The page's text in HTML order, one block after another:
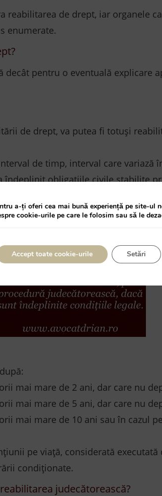
reabilitarea de drept, iar organele
enumerate.
decât pentru o eventuală
de drept, va putea fi totuși
de timp, interval care variază
obligațiile civile stabilite
să le îndeplinească sau când
mai mare de 2 ani, dar care nu
mai mare de 5 ani, dar care nu
mai mare de 10 ani sau în cazul
pe viață, considerată
condiționate.
judecătorească?
a-ți oferi cea mai bună experiență pe site-ul
cookie-urile pe care le folosim sau să le
Accept toate cookie-urile Setări